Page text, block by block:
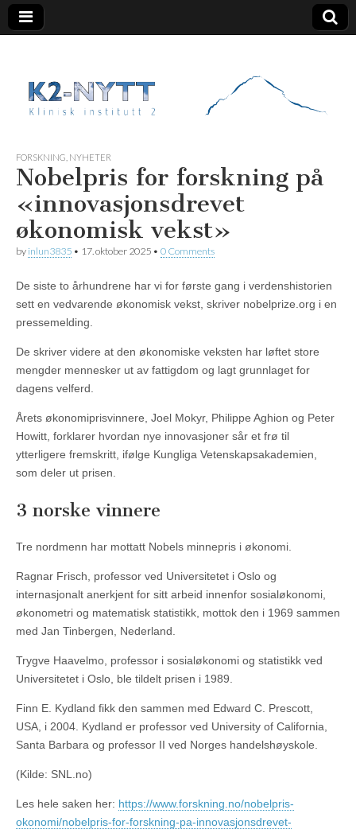
K2 Nytt
FORSKNING NYHETER
Nobelpris for forskning på
«innovasjonsdrevet
økonomisk vekst»
by inlun3835 • 17. oktober 2025 • 0 Comments
De siste to århundrene har vi for første gang i verdenshistorien
sett en vedvarende økonomisk vekst, skriver nobelprize.org i en
pressemelding.
De skriver videre at den økonomiske veksten har løftet store
mengder mennesker ut av fattigdom og lagt grunnlaget for
dagens velferd.
Årets økonomiprisvinnere, Joel Mokyr, Philippe Aghion og Peter
Howitt, forklarer hvordan nye innovasjoner sår et frø til
ytterligere fremskritt, ifølge Kungliga Vetenskapsakademien,
som deler ut prisen.
3 norske vinnere
Tre nordmenn har mottatt Nobels minnepris i økonomi.
Ragnar Frisch, professor ved Universitetet i Oslo og
internasjonalt anerkjent for sitt arbeid innenfor sosialøkonomi,
økonometri og matematisk statistikk, mottok den i 1969 sammen
med Jan Tinbergen, Nederland.
Trygve Haavelmo, professor i sosialøkonomi og statistikk ved
Universitetet i Oslo, ble tildelt prisen i 1989.
Finn E. Kydland fikk den sammen med Edward C. Prescott,
USA, i 2004. Kydland er professor ved University of California,
Santa Barbara og professor II ved Norges handelshøyskole.
(Kilde: SNL.no)
Les hele saken her: https://www.forskning.no/nobelpris-
okonomi/nobelpris-for-forskning-pa-innovasjonsdrevet-